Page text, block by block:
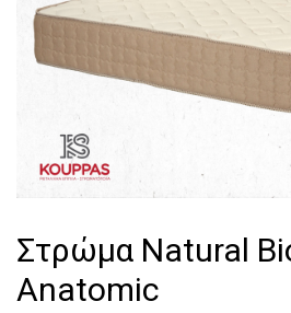
Ντουλάπες
Τουαλέτες
Κομοδίνα
Στρώμα Natural
Anatomic